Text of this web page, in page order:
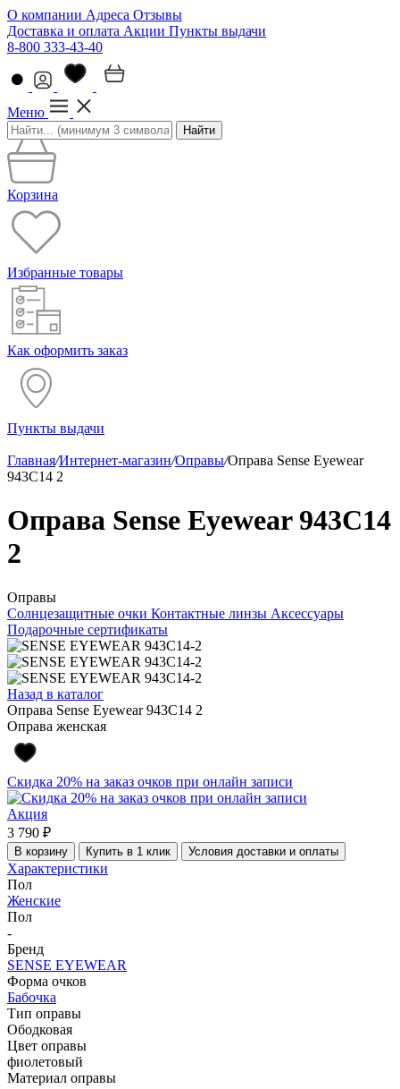
О компании Адреса Отзывы
Доставка и оплата Акции Пункты выдачи
8-800 333-43-40
Меню
Найти
Корзина
Избранные товары
Как оформить заказ
Пункты выдачи
Главная/Интернет-магазин/Оправы/Оправа Sense Eyewear
943C14 2
Оправа Sense Eyewear 943C14
2
Оправы
Солнцезащитные очки Контактные линзы Аксессуары
Подарочные сертификаты
Назад в каталог
Оправа Sense Eyewear 943C14 2
Оправа женская
Скидка 20% на заказ очков при онлайн записи
Акция
3 790 ₽
В корзину Купить в 1 клик Условия доставки и оплаты
Характеристики
Пол
Женские
Пол
-
Бренд
SENSE EYEWEAR
Форма очков
Бабочка
Тип оправы
Ободковая
Цвет оправы
фиолетовый
Материал оправы